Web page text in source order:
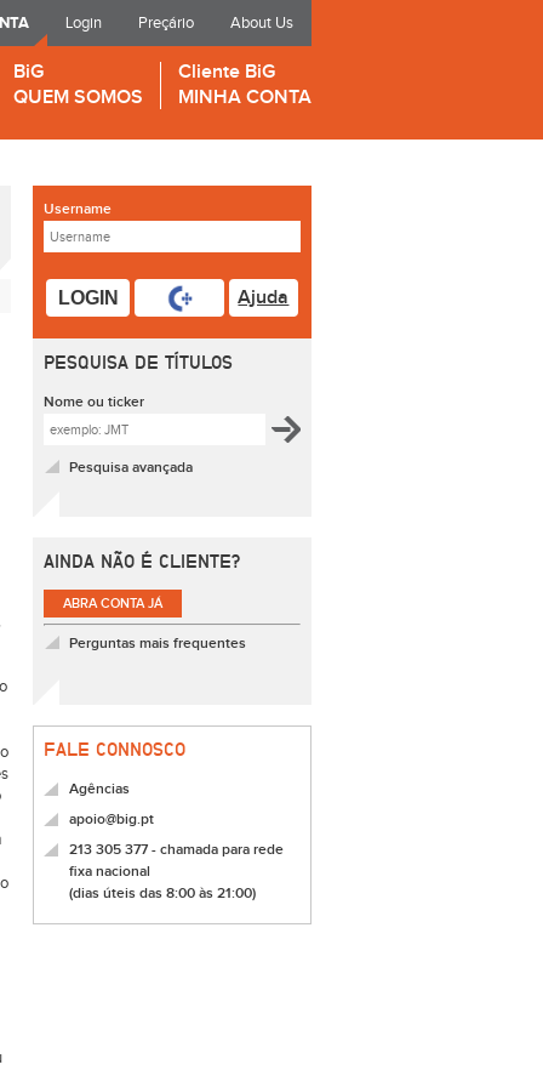
Login Preçário About Us
BiG
QUEM SOMOS
Cliente BiG
MINHA CONTA
Username
LOGIN Ajuda
PESQUISA DE TÍTULOS
Nome ou ticker
Pesquisa avançada
AINDA NÃO É CLIENTE?
ABRA CONTA JÁ
Perguntas mais frequentes
FALE CONNOSCO
Agências
apoio@big.pt
213 305 377 - chamada para rede
fixa nacional
(dias úteis das 8:00 às 21:00)